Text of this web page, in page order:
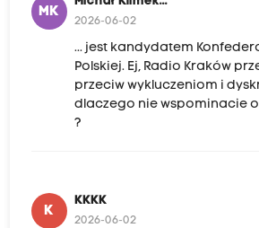
MK
2026-06-02
... jest kandydatem
Polskiej. Ej, Radio Kraków
przeciw wykluczeniom i
dlaczego nie wspominacie
?
K
KKKK
2026-06-02